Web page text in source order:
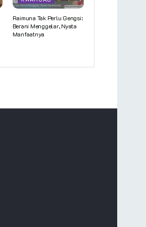
Raimuna Tak Perlu Gengsi:
Berani Menggelar, Nyata
Manfaatnya